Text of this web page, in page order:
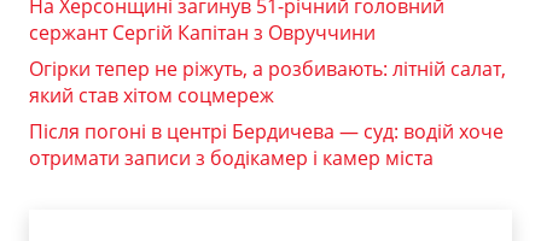
На Херсонщині загинув 51-річний головний
сержант Сергій Капітан з Овруччини
Огірки тепер не ріжуть, а розбивають: літній салат,
який став хітом соцмереж
Після погоні в центрі Бердичева — суд: водій хоче
отримати записи з бодікамер і камер міста